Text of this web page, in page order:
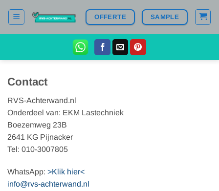
naar
OFFERTE SAMPLE
Contact
RVS-Achterwand.nl
Onderdeel van: EKM Lastechniek
Boezemweg 23B
2641 KG Pijnacker
Tel: 010-3007805
WhatsApp: >Klik hier<
info@rvs-achterwand.nl